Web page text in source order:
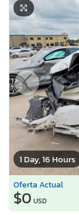
1 Day, 16 Hours
Oferta Actual
$0 USD